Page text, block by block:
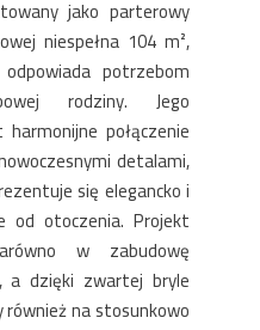
jako parterowy
niespełna 104 m²,
potrzebom
rodziny. Jego
połączenie
detalami,
się elegancko i
od otoczenia. Projekt
w zabudowę
a dzięki zwartej bryle
na stosunkowo